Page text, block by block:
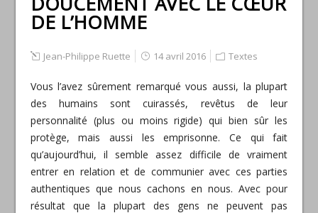
DE L’HOMME
Jean-Philippe Ruette 14 avril 2016 Textes
Vous l’avez sûrement remarqué vous aussi, la plupart
des humains sont cuirassés, revêtus de leur
personnalité (plus ou moins rigide) qui bien sûr les
protège, mais aussi les emprisonne. Ce qui fait
qu’aujourd’hui, il semble assez difficile de vraiment
entrer en relation et de communier avec ces parties
authentiques que nous cachons en nous. Avec pour
résultat que la plupart des gens ne peuvent pas